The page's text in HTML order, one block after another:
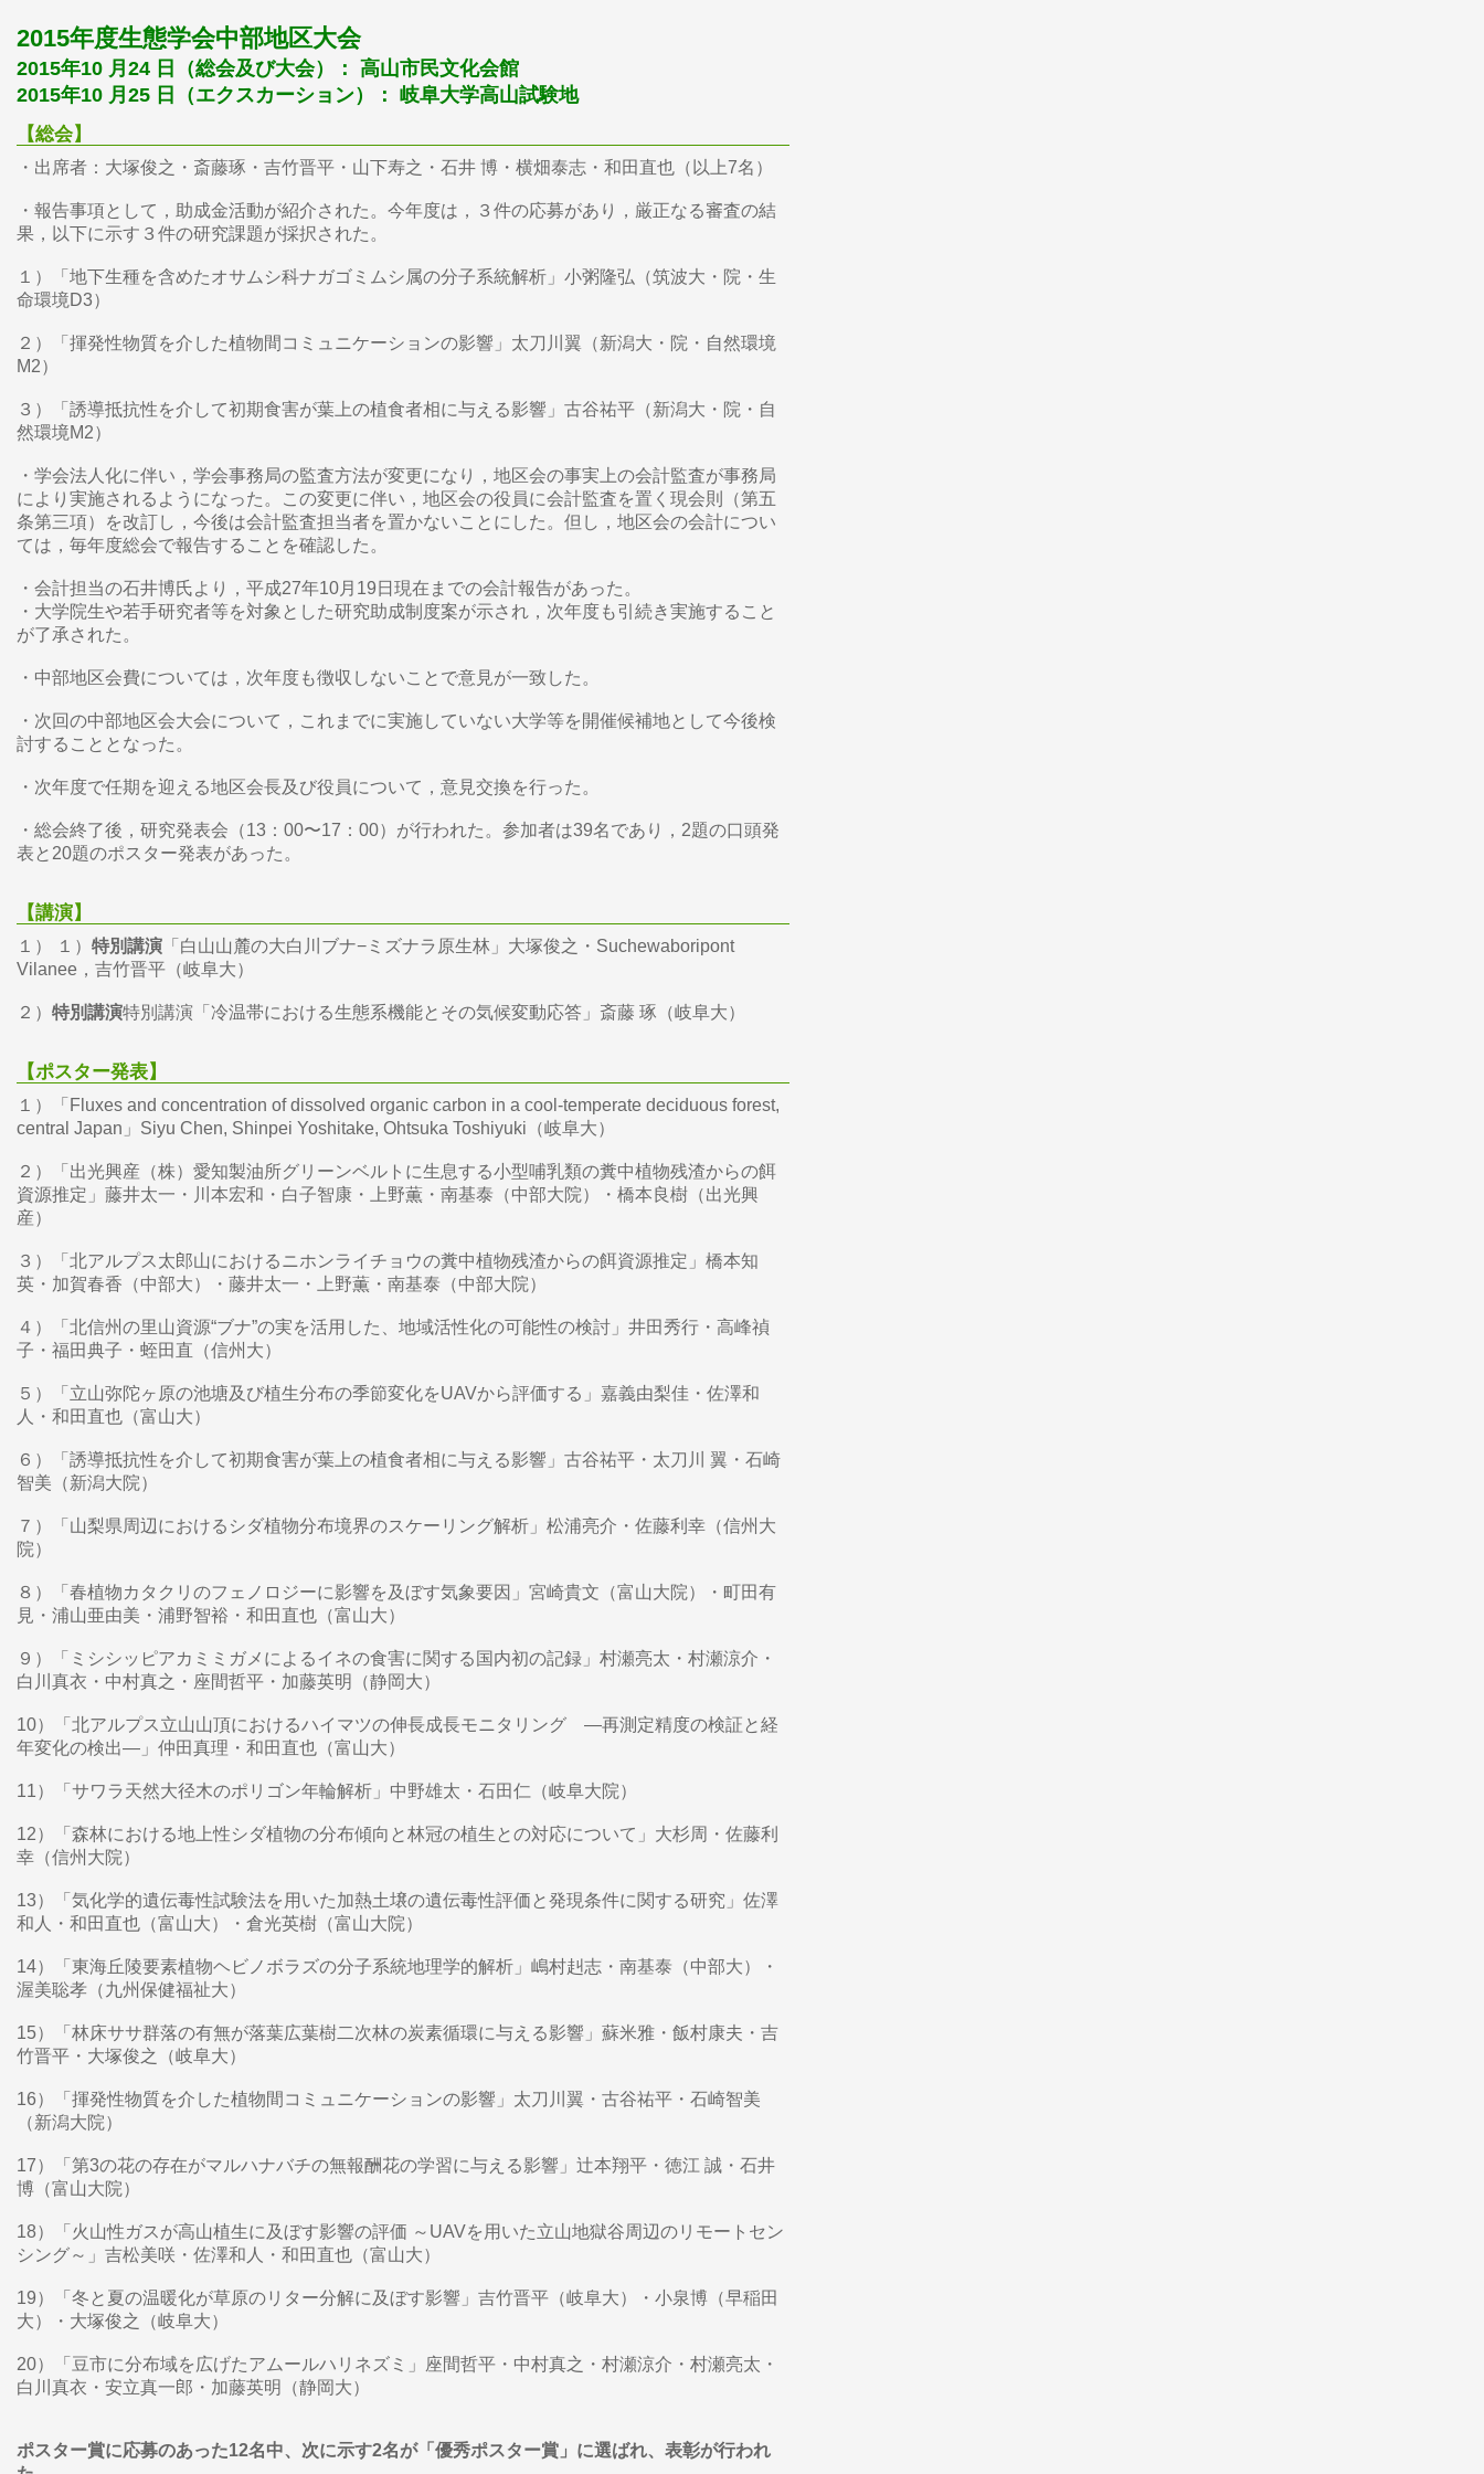
2015年度生態学会中部地区大会
2015年10 月24 日（総会及び大会）： 高山市民文化会館
2015年10 月25 日（エクスカーション）： 岐阜大学高山試験地
【総会】
・出席者：大塚俊之・斎藤琢・吉竹晋平・山下寿之・石井 博・横畑泰志・和田直也（以上7名）
・報告事項として，助成金活動が紹介された。今年度は，３件の応募があり，厳正なる審査の結
果，以下に示す３件の研究課題が採択された。
１）「地下生種を含めたオサムシ科ナガゴミムシ属の分子系統解析」小粥隆弘（筑波大・院・生
命環境D3）
２）「揮発性物質を介した植物間コミュニケーションの影響」太刀川翼（新潟大・院・自然環境
M2）
３）「誘導抵抗性を介して初期食害が葉上の植食者相に与える影響」古谷祐平（新潟大・院・自
然環境M2）
・学会法人化に伴い，学会事務局の監査方法が変更になり，地区会の事実上の会計監査が事務局
により実施されるようになった。この変更に伴い，地区会の役員に会計監査を置く現会則（第五
条第三項）を改訂し，今後は会計監査担当者を置かないことにした。但し，地区会の会計につい
ては，毎年度総会で報告することを確認した。
・会計担当の石井博氏より，平成27年10月19日現在までの会計報告があった。
・大学院生や若手研究者等を対象とした研究助成制度案が示され，次年度も引続き実施すること
が了承された。
・中部地区会費については，次年度も徴収しないことで意見が一致した。
・次回の中部地区会大会について，これまでに実施していない大学等を開催候補地として今後検
討することとなった。
・次年度で任期を迎える地区会長及び役員について，意見交換を行った。
・総会終了後，研究発表会（13：00〜17：00）が行われた。参加者は39名であり，2題の口頭発
表と20題のポスター発表があった。
【講演】
１） １） 特別講演 「白山山麓の大白川ブナ−ミズナラ原生林」大塚俊之・Suchewaboripont
Vilanee，吉竹晋平（岐阜大）
２） 特別講演特別講演「冷温帯における生態系機能とその気候変動応答」斎藤 琢（岐阜大）
【ポスター発表】
１）「Fluxes and concentration of dissolved organic carbon in a cool-temperate deciduous forest,
central Japan」Siyu Chen, Shinpei Yoshitake, Ohtsuka Toshiyuki（岐阜大）
２）「出光興産（株）愛知製油所グリーンベルトに生息する小型哺乳類の糞中植物残渣からの餌
資源推定」藤井太一・川本宏和・白子智康・上野薫・南基泰（中部大院）・橋本良樹（出光興
産）
３）「北アルプス太郎山におけるニホンライチョウの糞中植物残渣からの餌資源推定」橋本知
英・加賀春香（中部大）・藤井太一・上野薫・南基泰（中部大院）
４）「北信州の里山資源“ブナ”の実を活用した、地域活性化の可能性の検討」井田秀行・高峰禎
子・福田典子・蛭田直（信州大）
５）「立山弥陀ヶ原の池塘及び植生分布の季節変化をUAVから評価する」嘉義由梨佳・佐澤和
人・和田直也（富山大）
６）「誘導抵抗性を介して初期食害が葉上の植食者相に与える影響」古谷祐平・太刀川 翼・石崎
智美（新潟大院）
７）「山梨県周辺におけるシダ植物分布境界のスケーリング解析」松浦亮介・佐藤利幸（信州大
院）
８）「春植物カタクリのフェノロジーに影響を及ぼす気象要因」宮崎貴文（富山大院）・町田有
見・浦山亜由美・浦野智裕・和田直也（富山大）
９）「ミシシッピアカミミガメによるイネの食害に関する国内初の記録」村瀬亮太・村瀬涼介・
白川真衣・中村真之・座間哲平・加藤英明（静岡大）
10）「北アルプス立山山頂におけるハイマツの伸長成長モニタリング —再測定精度の検証と経
年変化の検出—」仲田真理・和田直也（富山大）
11）「サワラ天然大径木のポリゴン年輪解析」中野雄太・石田仁（岐阜大院）
12）「森林における地上性シダ植物の分布傾向と林冠の植生との対応について」大杉周・佐藤利
幸（信州大院）
13）「気化学的遺伝毒性試験法を用いた加熱土壌の遺伝毒性評価と発現条件に関する研究」佐澤
和人・和田直也（富山大）・倉光英樹（富山大院）
14）「東海丘陵要素植物ヘビノボラズの分子系統地理学的解析」嶋村赳志・南基泰（中部大）・
渥美聡孝（九州保健福祉大）
15）「林床ササ群落の有無が落葉広葉樹二次林の炭素循環に与える影響」蘇米雅・飯村康夫・吉
竹晋平・大塚俊之（岐阜大）
16）「揮発性物質を介した植物間コミュニケーションの影響」太刀川翼・古谷祐平・石崎智美
（新潟大院）
17）「第3の花の存在がマルハナバチの無報酬花の学習に与える影響」辻本翔平・徳江 誠・石井
博（富山大院）
18）「火山性ガスが高山植生に及ぼす影響の評価 ～UAVを用いた立山地獄谷周辺のリモートセン
シング～」吉松美咲・佐澤和人・和田直也（富山大）
19）「冬と夏の温暖化が草原のリター分解に及ぼす影響」吉竹晋平（岐阜大）・小泉博（早稲田
大）・大塚俊之（岐阜大）
20）「豆市に分布域を広げたアムールハリネズミ」座間哲平・中村真之・村瀬涼介・村瀬亮太・
白川真衣・安立真一郎・加藤英明（静岡大）
ポスター賞に応募のあった12名中、次に示す2名が「優秀ポスター賞」に選ばれ、表彰が行われ